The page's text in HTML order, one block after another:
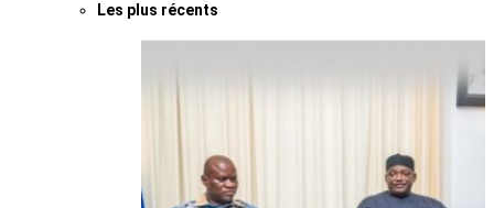
Les plus récents